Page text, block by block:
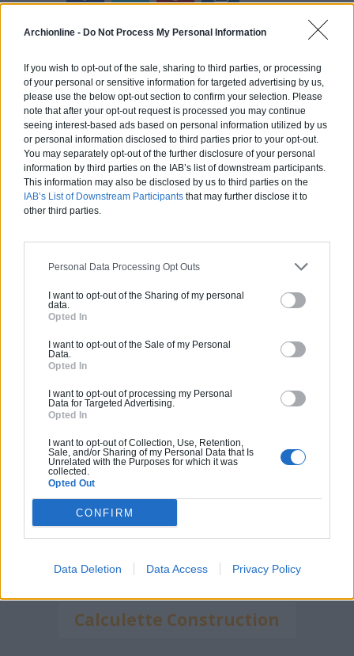
Archionline - Do Not Process My Personal Information
If you wish to opt-out of the sale, sharing to third parties, or processing
of your personal or sensitive information for targeted advertising by us,
please use the below opt-out section to confirm your selection. Please
note that after your opt-out request is processed you may continue
seeing interest-based ads based on personal information utilized by us
or personal information disclosed to third parties prior to your opt-out.
You may separately opt-out of the further disclosure of your personal
information by third parties on the IAB’s list of downstream participants.
This information may also be disclosed by us to third parties on the
IAB’s List of Downstream Participants that may further disclose it to
other third parties.
Personal Data Processing Opt Outs
I want to opt-out of the Sharing of my personal
data.
Opted In
I want to opt-out of the Sale of my Personal
Data.
Opted In
I want to opt-out of processing my Personal
Data for Targeted Advertising.
Opted In
I want to opt-out of Collection, Use, Retention,
Sale, and/or Sharing of my Personal Data that Is
Unrelated with the Purposes for which it was
collected.
Opted Out
CONFIRM
Data Deletion Data Access Privacy Policy
Calculateur Rénovation
Calculette Extension
Calculette Construction